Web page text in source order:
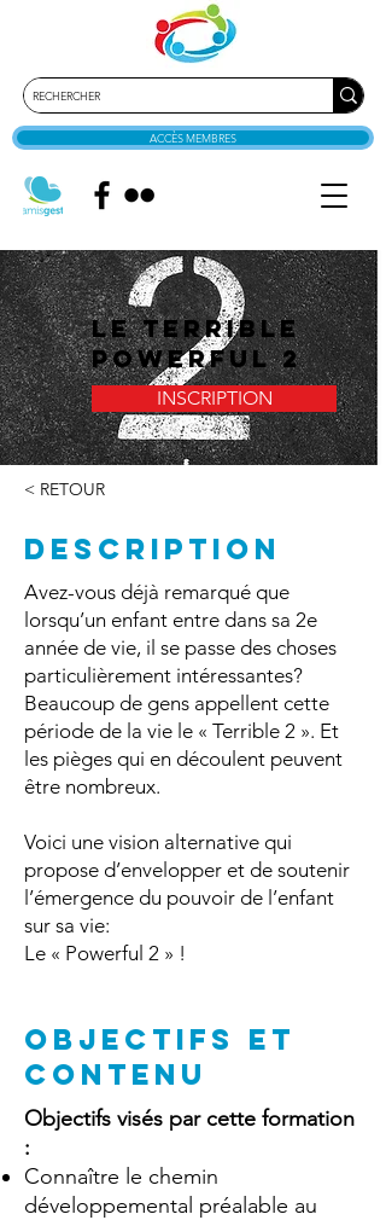
ACCÈS MEMBRES
Le terrible
Powerful 2
INSCRIPTION
< RETOUR
DESCRIPTION
Avez-vous déjà remarqué que
lorsqu’un enfant entre dans sa 2e
année de vie, il se passe des choses
particulièrement intéressantes?
Beaucoup de gens appellent cette
période de la vie le « Terrible 2 ». Et
les pièges qui en découlent peuvent
être nombreux.
Voici une vision alternative qui
propose d’envelopper et de soutenir
l’émergence du pouvoir de l’enfant
sur sa vie:
Le « Powerful 2 » !
OBJECTIFS ET
CONTENU
Objectifs visés par cette formation
:
Connaître le chemin
développemental préalable au